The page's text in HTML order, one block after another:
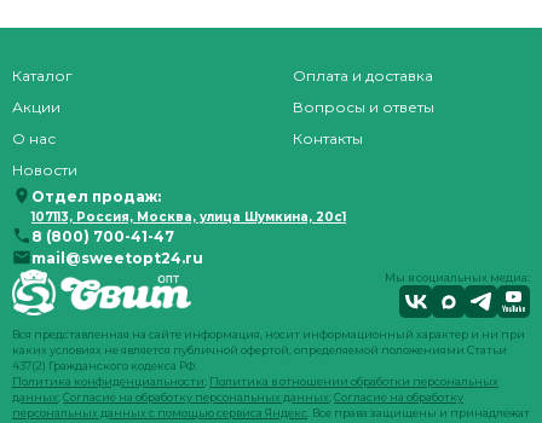
Каталог
Акции
О нас
Новости
Оплата и доставка
Вопросы и ответы
Контакты
Отдел продаж:
107113, Россия, Москва, улица Шумкина, 20с1
8 (800) 700-41-47
mail@sweetopt24.ru
Мы в социальных медиа:
Вся представленная на сайте информация, носит информационный характер и ни при
каких условиях не является публичной офертой, определяемой положениями Статьи
437(2) Гражданского кодекса РФ.
Политика конфиденциальности; Политика в отношении обработки персональных
данных; Согласие на обработку персональных данных; Согласие на обработку
персональных данных с помощью сервиса Яндекс . Все права защищены и принадлежат